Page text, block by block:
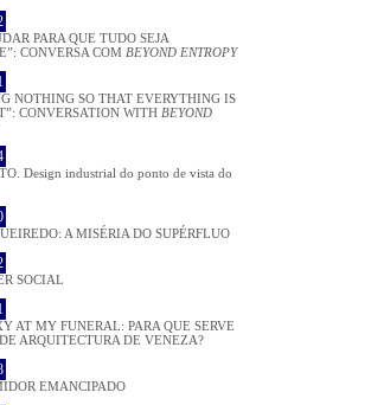
PARA QUE TUDO SEJA
CONVERSA COM BEYOND ENTROPY
NOTHING SO THAT EVERYTHING IS
CONVERSATION WITH BEYOND
Design industrial do ponto de vista do
A MISÉRIA DO SUPÉRFLUO
SOCIAL
AT MY FUNERAL: PARA QUE SERVE
ARQUITECTURA DE VENEZA?
EMANCIPADO